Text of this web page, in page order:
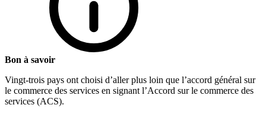
Bon à savoir
Vingt-trois pays ont choisi d’aller plus loin que l’accord général sur
le commerce des services en signant l’Accord sur le commerce des
services (ACS).